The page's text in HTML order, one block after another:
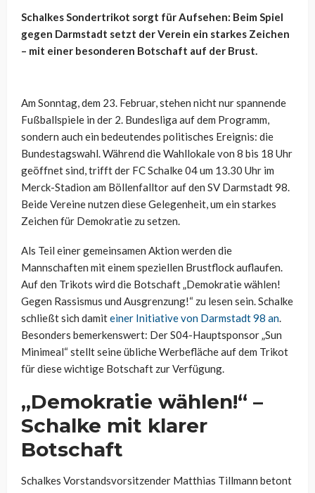
Schalkes Sondertrikot sorgt für Aufsehen: Beim Spiel
gegen Darmstadt setzt der Verein ein starkes Zeichen
– mit einer besonderen Botschaft auf der Brust.
Am Sonntag, dem 23. Februar, stehen nicht nur spannende
Fußballspiele in der 2. Bundesliga auf dem Programm,
sondern auch ein bedeutendes politisches Ereignis: die
Bundestagswahl. Während die Wahllokale von 8 bis 18 Uhr
geöffnet sind, trifft der FC Schalke 04 um 13.30 Uhr im
Merck-Stadion am Böllenfalltor auf den SV Darmstadt 98.
Beide Vereine nutzen diese Gelegenheit, um ein starkes
Zeichen für Demokratie zu setzen.
Als Teil einer gemeinsamen Aktion werden die
Mannschaften mit einem speziellen Brustflock auflaufen.
Auf den Trikots wird die Botschaft „Demokratie wählen!
Gegen Rassismus und Ausgrenzung!“ zu lesen sein. Schalke
schließt sich damiteiner Initiative von Darmstadt 98 an.
Besonders bemerkenswert: Der S04-Hauptsponsor „Sun
Minimeal“ stellt seine übliche Werbefläche auf dem Trikot
für diese wichtige Botschaft zur Verfügung.
„Demokratie wählen!“ –
Schalke mit klarer
Botschaft
Schalkes Vorstandsvorsitzender Matthias Tillmann betont